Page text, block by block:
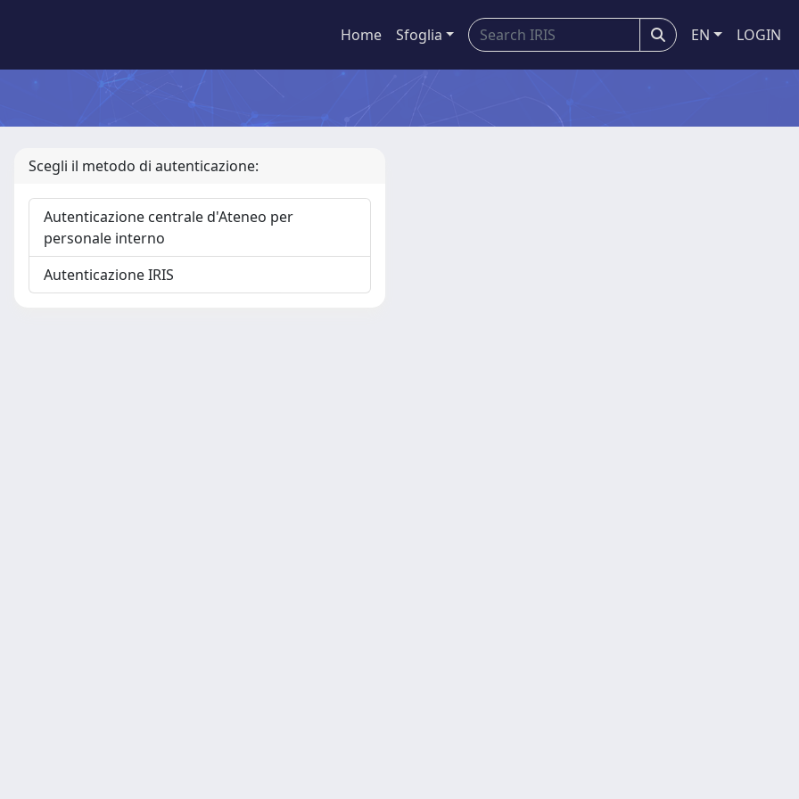
Home Sfoglia EN LOGIN
Scegli il metodo di autenticazione:
Autenticazione centrale d'Ateneo per
personale interno
Autenticazione IRIS